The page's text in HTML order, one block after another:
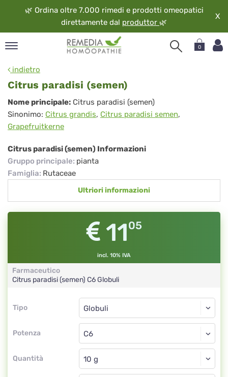
🌿 Ordina oltre 7.000 rimedi e prodotti omeopatici
direttamente dal produttor 🌿
X
0
indietro
Citrus paradisi (semen)
Citrus
paradisi
(semen)
Nome principale: Citrus paradisi (semen)
Sinonimo: Citrus grandis, Citrus paradisi semen,
Grapefruitkerne
Citrus paradisi (semen) Informazioni
Gruppo principale: pianta
Famiglia: Rutaceae
Ultriori informazioni
1105
incl. 10% IVA
Farmaceutico
Citrus paradisi (semen) C6Globuli
Tipo
Tipo
Potenza
Globuli
C6
Quantità
Globuli